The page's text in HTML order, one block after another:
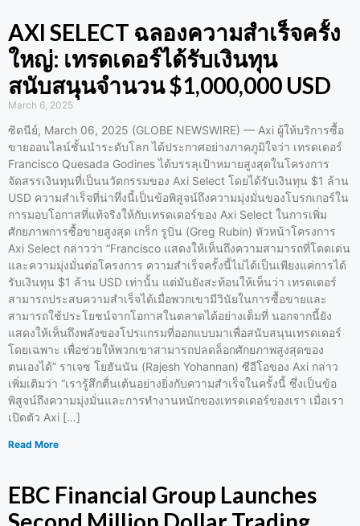
AXI SELECT ฉลองความสำเร็จครั้ง
ใหญ่: เทรดเดอร์ได้รับเงินทุน
สนับสนุนจำนวน $1,000,000 USD
March 6, 2025
ซิดนีย์, March 06, 2025 (GLOBE NEWSWIRE) — Axi ผู้ให้บริการซื้อ
ขายออนไลน์ชั้นนำระดับโลก ได้ประกาศอย่างภาคภูมิใจว่า เทรดเดอร์
Francisco Quesada Godines ได้บรรลุเป้าหมายสูงสุดในโครงการ
จัดสรรเงินทุนที่เป็นนวัตกรรมของ Axi Select โดยได้รับเงินทุน $1 ล้าน
USD ความสำเร็จที่น่าทึ่งนี้เป็นข้อพิสูจน์ถึงความมุ่งมั่นของโบรกเกอร์ใน
การมอบโอกาสที่แท้จริงให้กับเทรดเดอร์ของ Axi Select ในการเพิ่ม
ศักยภาพการซื้อขายสูงสุด เกร็ก รูบิน (Greg Rubin) หัวหน้าโครงการ
Axi Select กล่าวว่า “Francisco แสดงให้เห็นถึงความสามารถที่โดดเด่น
และความมุ่งมั่นต่อโครงการ ความสำเร็จครั้งนี้ไม่ได้เป็นเพียงแค่การได้
รับเงินทุน $1 ล้าน USD เท่านั้น แต่มันยังสะท้อนให้เห็นว่า เทรดเดอร์
สามารถประสบความสำเร็จได้เมื่อพวกเขามีวินัยในการซื้อขายและ
สามารถใช้ประโยชน์จากโอกาสในตลาดได้อย่างเต็มที่ นอกจากนี้ยัง
แสดงให้เห็นถึงพลังของโปรแกรมที่ออกแบบมาเพื่อสนับสนุนเทรดเดอร์
โดยเฉพาะ เพื่อช่วยให้พวกเขาสามารถปลดล็อกศักยภาพสูงสุดของ
ตนเองได้” ราเจซ โยฮันนัน (Rajesh Yohannan) ซีอีโอของ Axi กล่าว
เพิ่มเติมว่า “เรารู้สึกตื่นเต้นอย่างยิ่งกับความสำเร็จในครั้งนี้ ซึ่งเป็นข้อ
พิสูจน์ถึงความมุ่งมั่นและการทำงานหนักของเทรดเดอร์ของเรา เมื่อเรา
เปิดตัว Axi […]
Read More
EBC Financial Group Launches